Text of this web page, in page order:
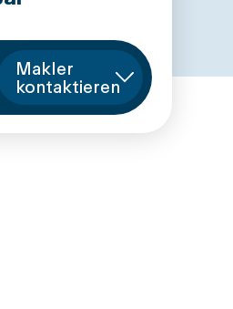
Makler
kontaktieren